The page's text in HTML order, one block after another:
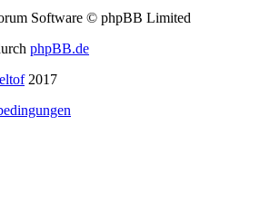
Software © phpBB Limited
phpBB.de
2017